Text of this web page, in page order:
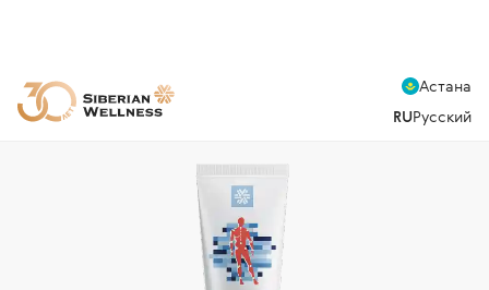
Астана
RUРусский